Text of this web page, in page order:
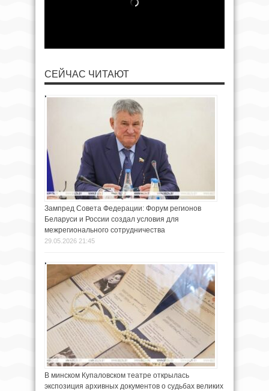
СЕЙЧАС ЧИТАЮТ
Зампред Совета Федерации: Форум регионов
Беларуси и России создал условия для
межрегионального сотрудничества
29.05.2026 21:45
В минском Купаловском театре открылась
экспозиция архивных документов о судьбах великих